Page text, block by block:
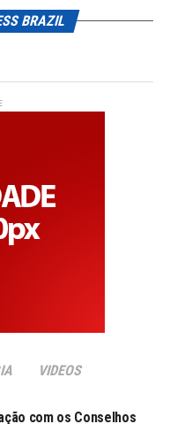
BRAZIL
VIDEOS
com os Conselhos